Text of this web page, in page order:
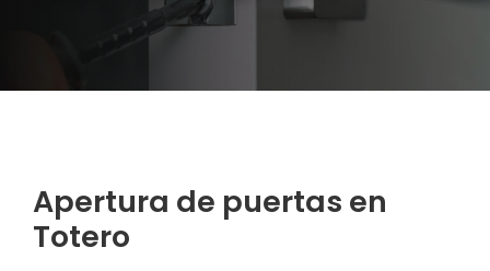
Apertura de puertas en
Totero